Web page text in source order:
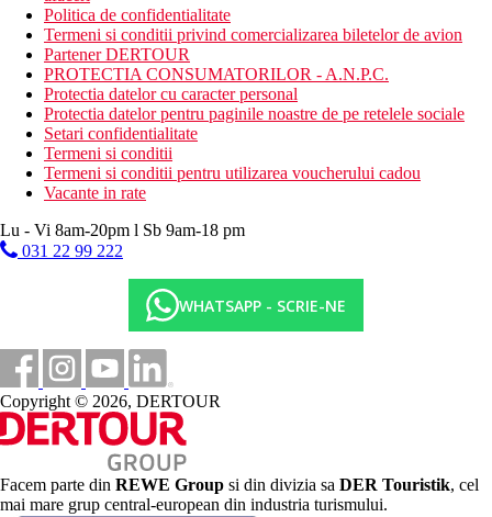
masaje si tratamente de infrumusetare
Masa
Mic dejun:
mic dejun tip bufet
Demipensiune:
mic dejun si cina tip bufet
Demipensiune Plus:
mic dejun si cina tip bufet
la cina sunt incluse 2 bauturi non-alcoolice
1,5 km
Magazine
900 m
Distanta pana la plaja
35 km
Distanta de cel mai apropiat aeroport
Politica de confidentialitate
Termeni si conditii privind comercializarea biletelor de avion
Partener DERTOUR
PROTECTIA CONSUMATORILOR - A.N.P.C.
Protectia datelor cu caracter personal
Protectia datelor pentru paginile noastre de pe retelele sociale
Setari confidentialitate
Termeni si conditii
Termeni si conditii pentru utilizarea voucherului cadou
Vacante in rate
Lu - Vi 8am-20pm l Sb 9am-18 pm
031 22 99 222
WHATSAPP - SCRIE-NE
Copyright © 2026, DERTOUR
Facem parte din REWE Group si din divizia sa DER Touristik, cel
mai mare grup central-european din industria turismului.